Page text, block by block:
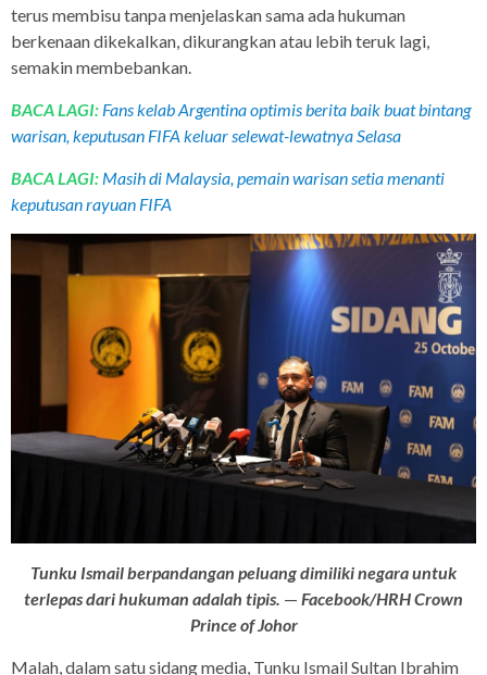
terus membisu tanpa menjelaskan sama ada hukuman
berkenaan dikekalkan, dikurangkan atau lebih teruk lagi,
semakin membebankan.
BACA LAGI: Fans kelab Argentina optimis berita baik buat bintang
warisan, keputusan FIFA keluar selewat-lewatnya Selasa
BACA LAGI: Masih di Malaysia, pemain warisan setia menanti
keputusan rayuan FIFA
Tunku Ismail berpandangan peluang dimiliki negara untuk
terlepas dari hukuman adalah tipis. — Facebook/HRH Crown
Prince of Johor
Malah, dalam satu sidang media, Tunku Ismail Sultan Ibrahim